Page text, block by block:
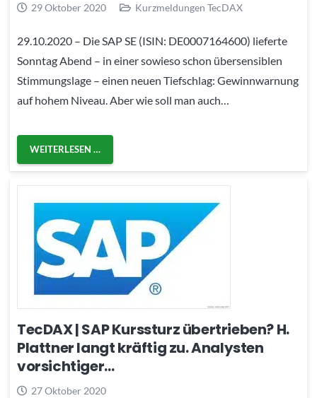
29 Oktober 2020 Kurzmeldungen TecDAX
29.10.2020 – Die SAP SE (ISIN: DE0007164600) lieferte
Sonntag Abend – in einer sowieso schon übersensiblen
Stimmungslage – einen neuen Tiefschlag: Gewinnwarnung
auf hohem Niveau. Aber wie soll man auch…
WEITERLESEN …
TecDAX | SAP Kurssturz übertrieben? H.
Plattner langt kräftig zu. Analysten
vorsichtiger…
27 Oktober 2020